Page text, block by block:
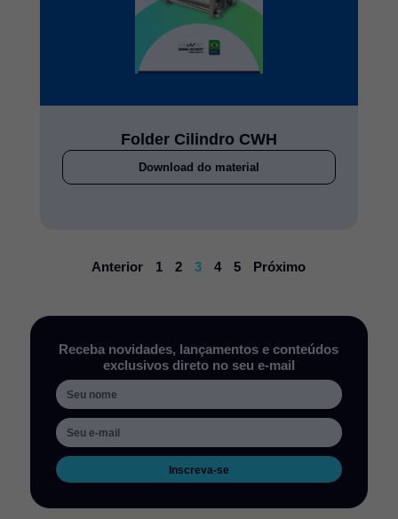
Folder Cilindro CWH
Download do material
Anterior 1 2 3 4 5 Próximo
Receba novidades, lançamentos e conteúdos
exclusivos direto no seu e-mail
Inscreva-se